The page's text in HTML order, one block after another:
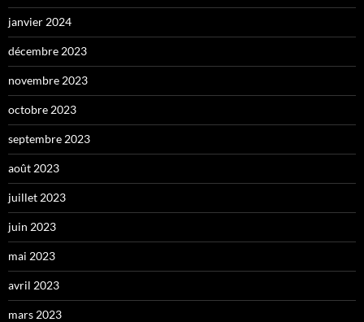
janvier 2024
décembre 2023
novembre 2023
octobre 2023
septembre 2023
août 2023
juillet 2023
juin 2023
mai 2023
avril 2023
mars 2023